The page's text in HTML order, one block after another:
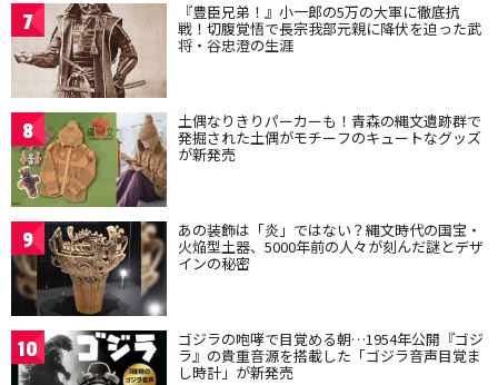
7 『豊臣兄弟！』小一郎の5万の大軍に徹底抗
戦！切腹覚悟で長宗我部元親に降伏を迫った武
将・谷忠澄の生涯
8 土偶なりきりパーカーも！青森の縄文遺跡群で
発掘された土偶がモチーフのキュートなグッズ
が新発売
9 あの装飾は「炎」ではない？縄文時代の国宝・
火焔型土器、5000年前の人々が刻んだ謎とデザ
インの秘密
10 ゴジラの咆哮で目覚める朝…1954年公開『ゴジ
ラ』の貴重音源を搭載した「ゴジラ音声目覚ま
し時計」が新発売